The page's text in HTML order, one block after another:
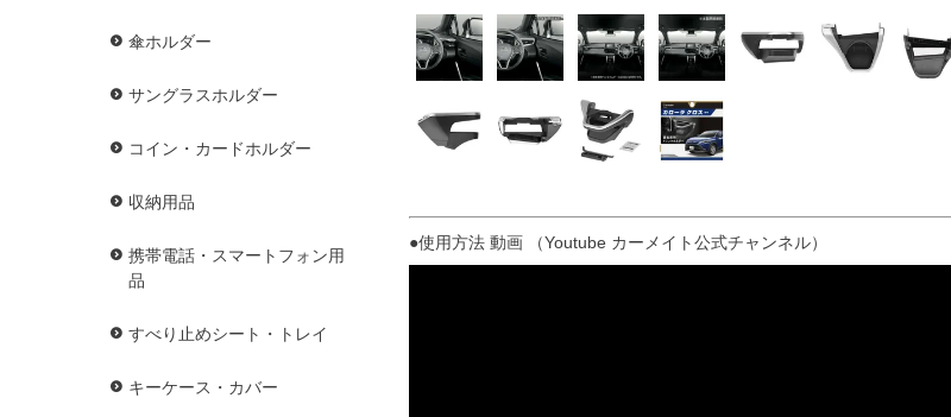
傘ホルダー
サングラスホルダー
コイン・カードホルダー
収納用品
携帯電話・スマートフォン用
品
すべり止めシート・トレイ
キーケース・カバー
●使用方法 動画 （Youtube カーメイト公式チャンネル）